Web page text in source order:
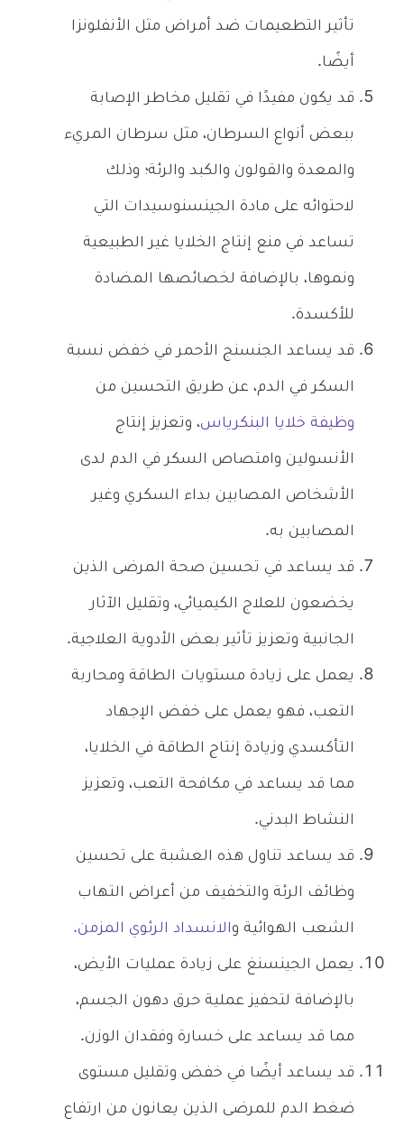
تأثير التطعيمات ضد أمراض مثل الأنفلونزا
أيضًا.
قد يكون مفيدًا في تقليل مخاطر الإصابة
ببعض أنواع السرطان، مثل سرطان المريء
والمعدة والقولون والكبد والرئة؛ وذلك
لاحتوائه على مادة الجينسنوسيدات التي
تساعد في منع إنتاج الخلايا غير الطبيعية
ونموها، بالإضافة لخصائصها المضادة
للأكسدة.
قد يساعد الجنسنج الأحمر في خفض نسبة
السكر في الدم، عن طريق التحسين من
وظيفة خلايا البنكرياس، وتعزيز إنتاج
الأنسولين وامتصاص السكر في الدم لدى
الأشخاص المصابين بداء السكري وغير
المصابين به.
قد يساعد في تحسين صحة المرضى الذين
يخضعون للعلاج الكيميائي، وتقليل الآثار
الجانبية وتعزيز تأثير بعض الأدوية العلاجية.
يعمل على زيادة مستويات الطاقة ومحاربة
التعب، فهو يعمل على خفض الإجهاد
التأكسدي وزيادة إنتاج الطاقة في الخلايا،
مما قد يساعد في مكافحة التعب، وتعزيز
النشاط البدني.
قد يساعد تناول هذه العشبة على تحسين
وظائف الرئة والتخفيف من أعراض التهاب
الشعب الهوائية والانسداد الرئوي المزمن.
يعمل الجينسنغ على زيادة عمليات الأيض،
بالإضافة لتحفيز عملية حرق دهون الجسم،
مما قد يساعد على خسارة وفقدان الوزن.
قد يساعد أيضًا في خفض وتقليل مستوى
ضغط الدم للمرضى الذين يعانون من ارتفاع